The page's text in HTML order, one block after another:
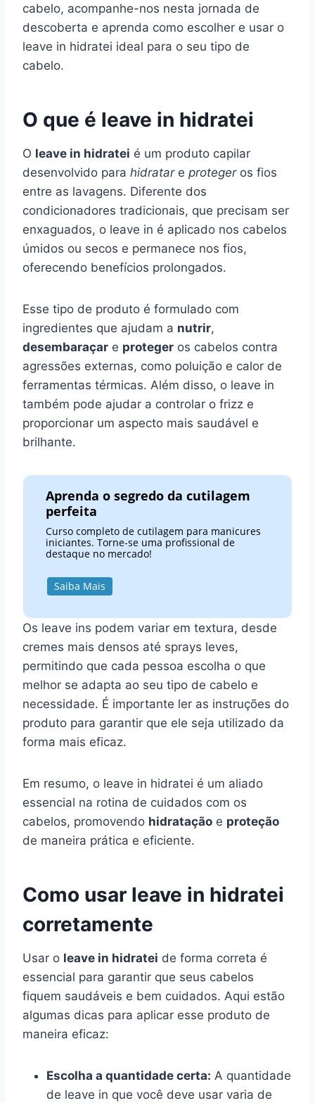
cabelo, acompanhe-nos nesta jornada de
descoberta e aprenda como escolher e usar o
leave in hidratei ideal para o seu tipo de
cabelo.
O que é leave in hidratei
O leave in hidratei é um produto capilar
desenvolvido para hidratare protegeros fios
entre as lavagens. Diferente dos
condicionadores tradicionais, que precisam ser
enxaguados, o leave in é aplicado nos cabelos
úmidos ou secos e permanece nos fios,
oferecendo benefícios prolongados.
Esse tipo de produto é formulado com
ingredientes que ajudam a nutrir,
desembaraçar e proteger os cabelos contra
agressões externas, como poluição e calor de
ferramentas térmicas. Além disso, o leave in
também pode ajudar a controlar o frizz e
proporcionar um aspecto mais saudável e
brilhante.
Aprenda o segredo da cutilagem
perfeita
Curso completo de cutilagem para manicures
iniciantes. Torne-se uma profissional de
destaque no mercado!
Saiba Mais
Os leave ins podem variar em textura, desde
cremes mais densos até sprays leves,
permitindo que cada pessoa escolha o que
melhor se adapta ao seu tipo de cabelo e
necessidade. É importante ler as instruções do
produto para garantir que ele seja utilizado da
forma mais eficaz.
Em resumo, o leave in hidratei é um aliado
essencial na rotina de cuidados com os
cabelos, promovendo hidratação e proteção
de maneira prática e eficiente.
Como usar leave in hidratei
corretamente
Usar o leave in hidratei de forma correta é
essencial para garantir que seus cabelos
fiquem saudáveis e bem cuidados. Aqui estão
algumas dicas para aplicar esse produto de
maneira eficaz:
Escolha a quantidade certa: A quantidade
de leave in que você deve usar varia de